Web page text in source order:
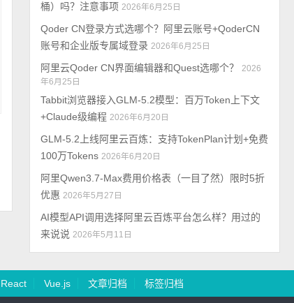
桶）吗？注意事项 2026年6月25日
Qoder CN登录方式选哪个？阿里云账号+QoderCN
账号和企业版专属域登录 2026年6月25日
阿里云Qoder CN界面编辑器和Quest选哪个？
2026
年6月25日
Tabbit浏览器接入GLM-5.2模型：百万Token上下文
+Claude级编程 2026年6月20日
GLM-5.2上线阿里云百炼：支持TokenPlan计划+免费
100万Tokens 2026年6月20日
阿里Qwen3.7-Max费用价格表（一目了然）限时5折
优惠 2026年5月27日
AI模型API调用选择阿里云百炼平台怎么样？用过的
来说说 2026年5月11日
React Vue.js 文章归档 标签归档